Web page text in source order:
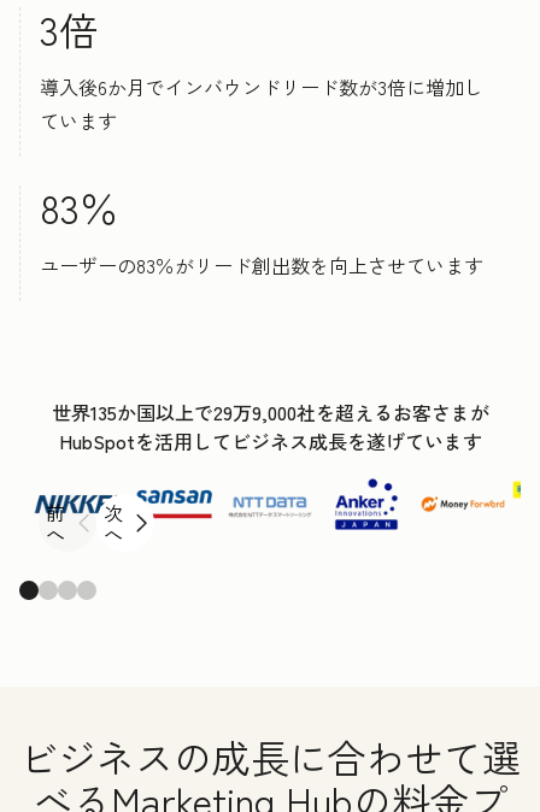
3倍
導入後6か月でインバウンドリード数が3倍に増加し
ています
83％
ユーザーの83％がリード創出数を向上させています
世界135か国以上で29万9,000社を超えるお客さまが
HubSpotを活用してビジネス成長を遂げています
前
へ
次
へ
ビジネスの成長に合わせて選
べるMarketing Hubの料金プ